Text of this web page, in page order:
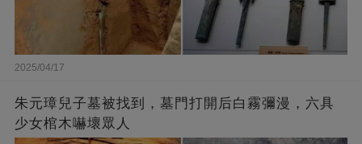
2025/04/17
朱元璋兒子墓被找到，墓門打開后白霧彌漫，六具
少女棺木嚇壞眾人